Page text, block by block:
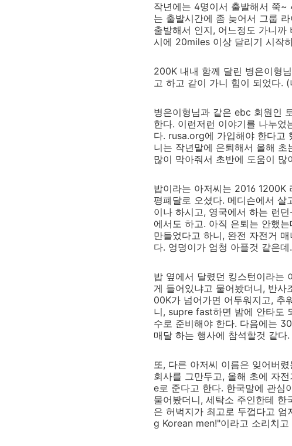
작년에는 4명이서 출발해서 쭉~
는 출발시간에 좀 늦어서 그룹
출발해서 인지, 어느정도 가니
시에 20miles 이상 달리기 시작
200K 내내 함께 달린 병은이형
고 하고 같이 가니 힘이 되었다.
병은이형님과 같은 ebc 회원인
한다. 이런저런 이야기를 나누
다. rusa.org에 가입해야 한다고
니는 작년말에 은퇴해서 올해
많이 막아줘서 초반에 도움이 많
밥이라는 아저씨는 2016 1200K
평폐달로 오셨다. 메디슨에서
이나 하시고, 영국에서 하는 런
에서도 하고. 아직 은퇴는 안했
만들었다고 하니, 완전 자전거
다. 엉덩이가 엄청 아플것 같은데
밥 옆에서 달렸던 킹스턴이라는
게 들어있냐고 물어봤더니, 반
00K가 넘어가면 어두워지고, 추
니, supre fast하면 밤에 안타도
수로 준비해야 한다. 다음에는
매달 하는 행사에 참석할것 같다.
또, 다른 아저씨 이름은 잊어버
회사를 그만두고, 올해 초에 자
e로 준다고 한다. 한국말에 관심
물어봤더니, 세탁소 주인한테
은 허벅지가 최고로 두껍다고
g Korean men!"이라고 소리치고